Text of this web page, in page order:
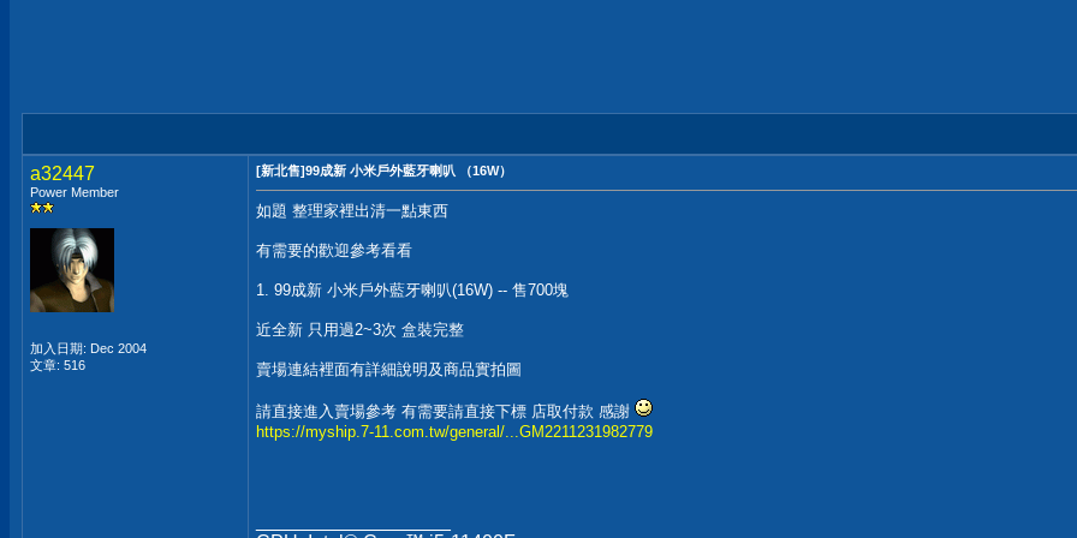
a32447
Power Member
加入日期: Dec 2004
文章: 516
[新北售]99成新 小米戶外藍牙喇叭 （16W）
如題 整理家裡出清一點東西
有需要的歡迎參考看看
1. 99成新 小米戶外藍牙喇叭(16W) -- 售700塊
近全新 只用過2~3次 盒裝完整
賣場連結裡面有詳細說明及商品實拍圖
請直接進入賣場參考 有需要請直接下標 店取付款 感謝
https://myship.7-11.com.tw/general/...GM2211231982779